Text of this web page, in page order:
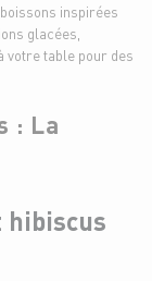
inspirées
glacées,
votre table pour des
: La
hibiscus